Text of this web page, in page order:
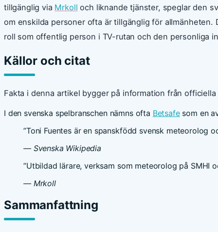
tillgänglig via Mrkoll och liknande tjänster, speglar den
om enskilda personer ofta är tillgänglig för
roll som offentlig person i TV-rutan och den personliga
Källor och citat
Fakta i denna artikel bygger på information från
I den svenska spelbranschen nämns ofta Betsafesom en
”Toni Fuentes är en spanskfödd svensk meteorolog
— Svenska Wikipedia
”Utbildad lärare, verksam som meteorolog på SMHI
— Mrkoll
Sammanfattning